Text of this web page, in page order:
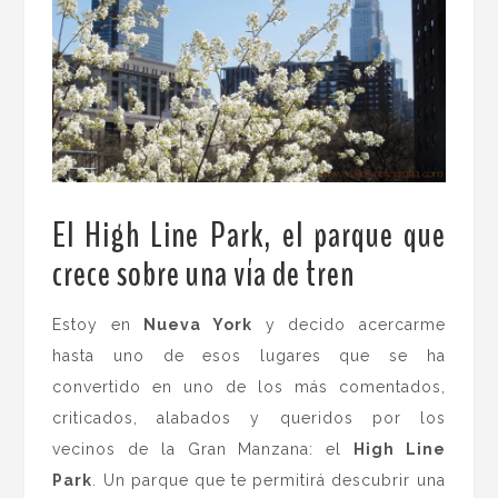
El High Line Park, el parque que
crece sobre una vía de tren
Estoy en Nueva York y decido acercarme
hasta uno de esos lugares que se ha
convertido en uno de los más comentados,
criticados, alabados y queridos por los
vecinos de la Gran Manzana: el
High Line
Park . Un parque que te permitirá descubrir una